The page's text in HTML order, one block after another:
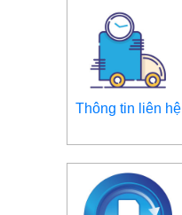
Thông tin liên hệ